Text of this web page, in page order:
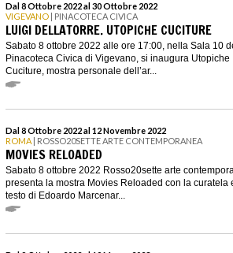
Dal 8 Ottobre 2022 al 30 Ottobre 2022
VIGEVANO | PINACOTECA CIVICA
LUIGI DELLATORRE. UTOPICHE CUCITURE
Sabato 8 ottobre 2022 alle ore 17:00, nella Sala 10
Pinacoteca Civica di Vigevano, si inaugura Utopiche
Cuciture, mostra personale dell’ar...
Dal 8 Ottobre 2022 al 12 Novembre 2022
ROMA | ROSSO20SETTE ARTE CONTEMPORANEA
MOVIES RELOADED
Sabato 8 ottobre 2022 Rosso20sette arte
presenta la mostra Movies Reloaded con la curatela
testo di Edoardo Marcenar...